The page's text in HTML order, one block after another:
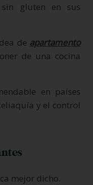
gluten en sus
de apartamento
de una cocina
en países
y el control
mejor dicho.